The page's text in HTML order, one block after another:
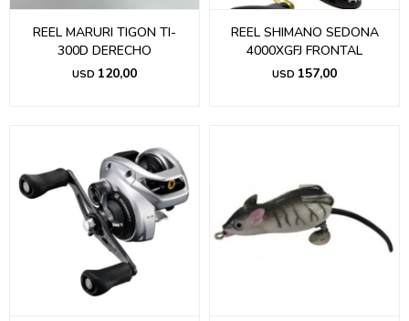
REEL MARURI TIGON TI-
300D DERECHO
USD 120,00
REEL SHIMANO SEDONA
4000XGFJ FRONTAL
USD 157,00